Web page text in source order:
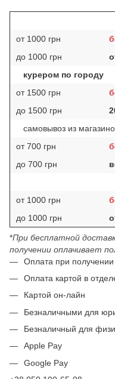
от 1000 грн
до 1000 грн
курером по городу
от 1500 грн
до 1500 грн
самовывоз из
от 700 грн
до 700 грн
от 1000 грн
до 1000 грн
*При бесплатной
получении оплачивает
Оплата при получении
Оплата картой в
Картой он-лайн
Безналичными для
Безналичный для
Apple Pay
Google Pay